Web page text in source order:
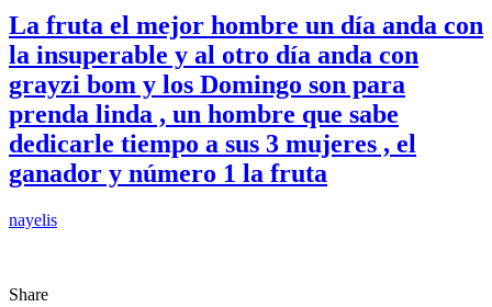
La fruta el mejor hombre un día anda con
la insuperable y al otro día anda con
grayzi bom y los Domingo son para
prenda linda , un hombre que sabe
dedicarle tiempo a sus 3 mujeres , el
ganador y número 1 la fruta
nayelis
Share